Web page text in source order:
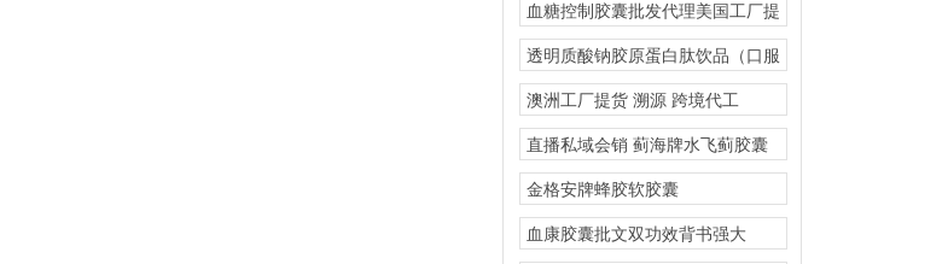
血糖控制胶囊批发代理美国工厂提
货 溯源 跨境代
透明质酸钠胶原蛋白肽饮品（口服
玻尿酸）定制一站式O
澳洲工厂提货 溯源 跨境代工
RIPUST
直播私域会销 蓟海牌水飞蓟胶囊
保肝护肝产品含量高效
金格安牌蜂胶软胶囊
血康胶囊批文双功效背书强大